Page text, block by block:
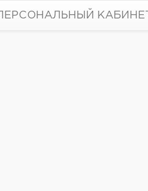
ПЕРСОНАЛЬНЫЙ КАБИНЕТ